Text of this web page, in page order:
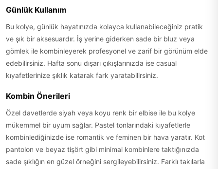
Günlük Kullanım
Bu kolye, günlük hayatınızda kolayca kullanabileceğiniz pratik
ve şık bir aksesuardır. İş yerine giderken sade bir bluz veya
gömlek ile kombinleyerek profesyonel ve zarif bir görünüm elde
edebilirsiniz. Hafta sonu dışarı çıkışlarınızda ise casual
kıyafetlerinize şıklık katarak fark yaratabilirsiniz.
Kombin Önerileri
Özel davetlerde siyah veya koyu renk bir elbise ile bu kolye
mükemmel bir uyum sağlar. Pastel tonlarındaki kıyafetlerle
kombinlediğinizde ise romantik ve feminen bir hava yaratır. Kot
pantolon ve beyaz tişört gibi minimal kombinlere taktığınızda
sade şıklığın en güzel örneğini sergileyebilirsiniz. Farklı takılarla